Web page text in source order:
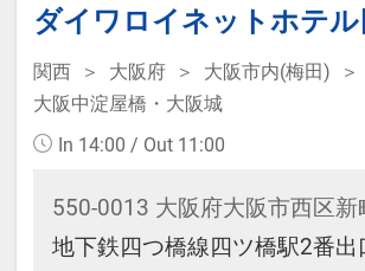
ダイワロイネットホテ
関西 大阪府
大阪市内(梅田)
大阪中淀屋橋・大阪城
In 14:00 / Out 11:00
550-0013 大阪府大阪市西区新
地下鉄四つ橋線四ツ橋駅2番出